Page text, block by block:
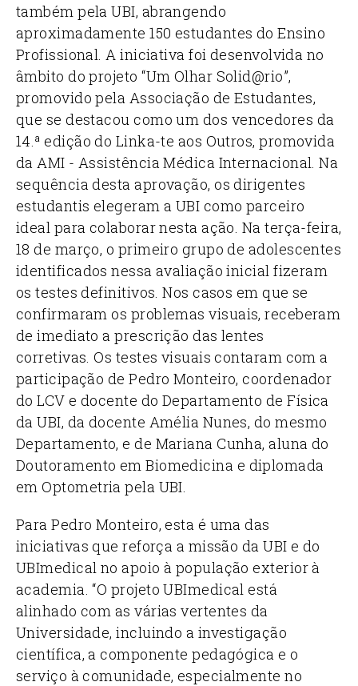
também pela UBI, abrangendo
aproximadamente 150 estudantes do Ensino
Profissional. A iniciativa foi desenvolvida no
âmbito do projeto “Um Olhar Solid@rio”,
promovido pela Associação de Estudantes,
que se destacou como um dos vencedores da
14.ª edição do Linka-te aos Outros, promovida
da AMI - Assistência Médica Internacional. Na
sequência desta aprovação, os dirigentes
estudantis elegeram a UBI como parceiro
ideal para colaborar nesta ação. Na terça-feira,
18 de março, o primeiro grupo de adolescentes
identificados nessa avaliação inicial fizeram
os testes definitivos. Nos casos em que se
confirmaram os problemas visuais, receberam
de imediato a prescrição das lentes
corretivas. Os testes visuais contaram com a
participação de Pedro Monteiro, coordenador
do LCV e docente do Departamento de Física
da UBI, da docente Amélia Nunes, do mesmo
Departamento, e de Mariana Cunha, aluna do
Doutoramento em Biomedicina e diplomada
em Optometria pela UBI.
Para Pedro Monteiro, esta é uma das
iniciativas que reforça a missão da UBI e do
UBImedical no apoio à população exterior à
academia. “O projeto UBImedical está
alinhado com as várias vertentes da
Universidade, incluindo a investigação
científica, a componente pedagógica e o
serviço à comunidade, especialmente no